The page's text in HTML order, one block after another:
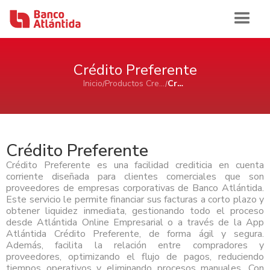
Inicio
Ahorro e Inversión
Cuentas de Ahorros Atlántida
Cuenta de Cheques Atlántida
Certificados de Depósitos Atlántida
AFP Atlántida
Ver Ahorro e Inversión
Tarjetas
Tarjetas de Crédito Atlántida
Tarjetas de Débito Atlántida
Préstamos
Préstamo Personal Atlántida
Préstamo de Vivienda Atlántida
Canales de Atención
Banca Comercial Pyme
Ahorro e Inversión
Cuenta de Ahorro Atlántida Pyme
Cuenta de Cheque Atlántida Pyme
Certificado de Depósito Atlántida Pyme
Tarjetas de Crédito
Aliadas Atlántida
Impulso Empresarial Atlántida
Productos Cash Management
Banca Corporativa
Ahorro e Inversión
Cuenta de Ahorro
Cuenta de Cheques
Tarjetas de Crédito
Quiénes Somos
Historia
Reconocimientos
Sala de Prensa
Crédito Preferente
Inicio Productos Crediticios Crédito Preferente
Crédito Preferente
Crédito Preferente es una facilidad crediticia en cuenta
corriente diseñada para clientes comerciales que son
proveedores de empresas corporativas de Banco Atlántida.
Este servicio le permite financiar sus facturas a corto plazo y
obtener liquidez inmediata, gestionando todo el proceso
desde Atlántida Online Empresarial o a través de la App
Atlántida Crédito Preferente, de forma ágil y segura.
Además, facilita la relación entre compradores y
proveedores, optimizando el flujo de pagos, reduciendo